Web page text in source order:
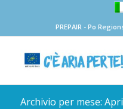
PREPAIR - Po
Archivio per mese: